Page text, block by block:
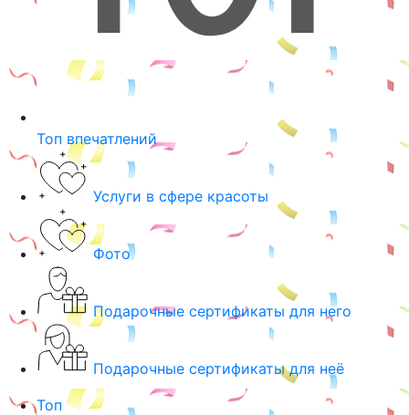
Топ впечатлений
Услуги в сфере красоты
Фото
Подарочные сертификаты для него
Подарочные сертификаты для неё
Топ